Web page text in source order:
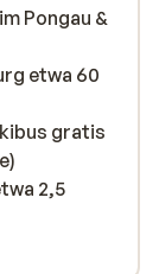
Pongau &
etwa 60
gratis
2,5